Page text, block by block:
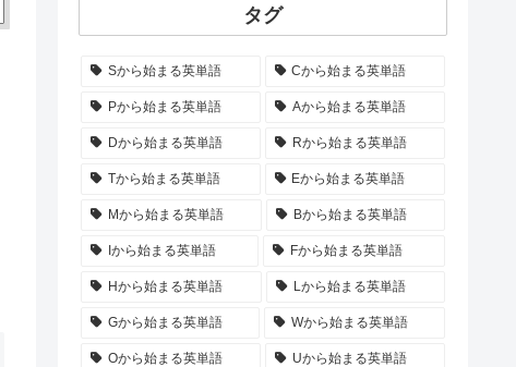
タグ
Sから始まる英単語 Cから始まる英単語
Pから始まる英単語 Aから始まる英単語
Dから始まる英単語 Rから始まる英単語
Tから始まる英単語 Eから始まる英単語
Mから始まる英単語 Bから始まる英単語
Iから始まる英単語 Fから始まる英単語
Hから始まる英単語 Lから始まる英単語
Gから始まる英単語 Wから始まる英単語
Oから始まる英単語 Uから始まる英単語